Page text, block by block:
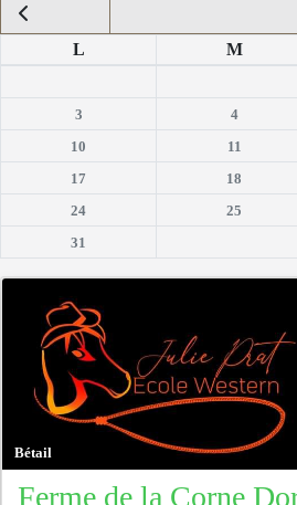
L M
3
4
10
11
17
18
24
25
31
Bétail
Ferme de la Corne